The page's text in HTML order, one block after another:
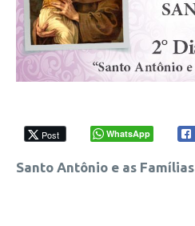
Post WhatsApp
Santo Antônio e as Famílias